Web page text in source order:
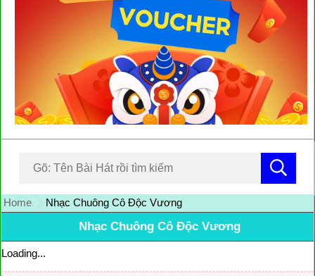
Home Nhạc Chuông Cô Độc Vương
Nhạc Chuông Cô Độc Vương
Loading...